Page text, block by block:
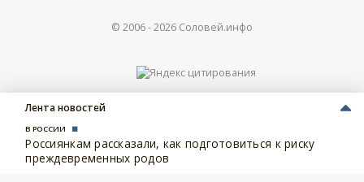
Лента новостей
В РОССИИ
Россиянкам рассказали, как подготовиться к риску
преждевременных родов
© 2006 -2026 Соловей.инфо